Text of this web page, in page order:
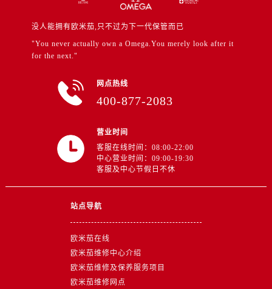
没人能拥有欧米茄,只不过为下一代保管而已
"You never actually own a Omega.You merely look after it
for the next."
网点热线
400-877-2083
营业时间
客服在线时间：08:00-22:00
中心营业时间：09:00-19:30
客服及中心节假日不休
站点导航
欧米茄在线
欧米茄维修中心介绍
欧米茄维修及保养服务项目
欧米茄维修网点